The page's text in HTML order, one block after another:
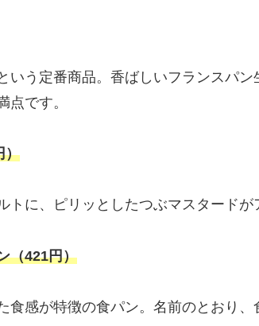
いう定番商品。香ばしいフランスパ
点です。
）
トに、ピリッとしたつぶマスタードが
（421円）
食感が特徴の食パン。名前のとおり